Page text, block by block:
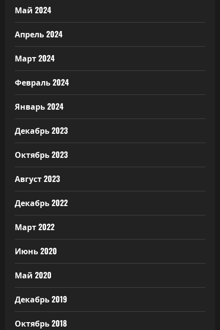
Май 2024
Апрель 2024
Март 2024
Февраль 2024
Январь 2024
Декабрь 2023
Октябрь 2023
Август 2023
Декабрь 2022
Март 2022
Июнь 2020
Май 2020
Декабрь 2019
Октябрь 2018